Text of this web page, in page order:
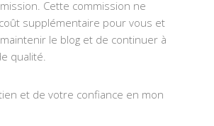
Cette commission ne
supplémentaire pour vous et
le blog et de continuer à
qualité.
et de votre confiance en mon